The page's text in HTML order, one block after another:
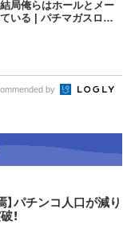
結局俺らはホールとメー
いる | パチマガスロマ
by
】パチンコ人口が減り
！